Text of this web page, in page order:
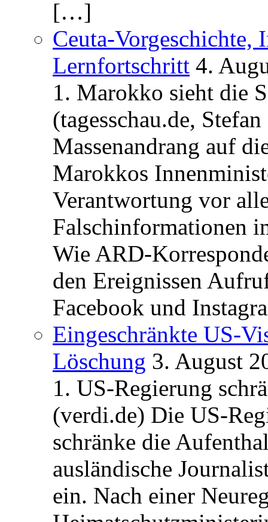
[…]
Ceuta-Vorgeschichte,
Lernfortschritt 4.
1. Marokko sieht die
(tagesschau.de,
Massenandrang auf
Marokkos
Verantwortung vor
Falschinformationen
Wie ARD-
den Ereignissen
Facebook und
Eingeschränkte US-
Löschung 3. August
1. US-Regierung
(verdi.de) Die US-
schränke die
ausländische
ein. Nach einer